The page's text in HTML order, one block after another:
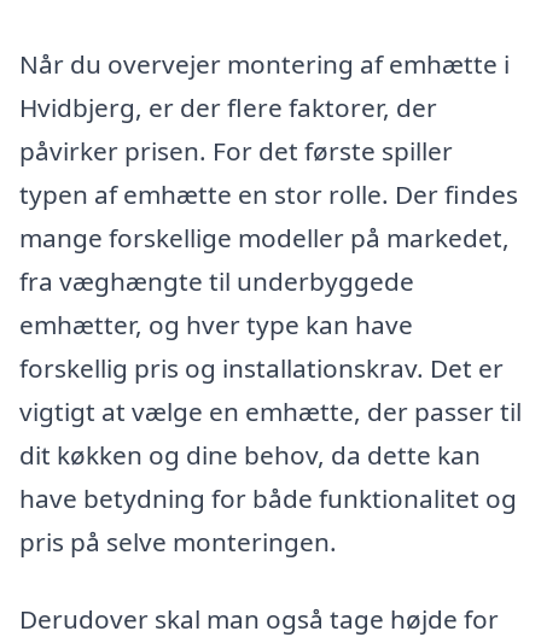
Når du overvejer montering af emhætte i
Hvidbjerg, er der flere faktorer, der
påvirker prisen. For det første spiller
typen af emhætte en stor rolle. Der findes
mange forskellige modeller på markedet,
fra væghængte til underbyggede
emhætter, og hver type kan have
forskellig pris og installationskrav. Det er
vigtigt at vælge en emhætte, der passer til
dit køkken og dine behov, da dette kan
have betydning for både funktionalitet og
pris på selve monteringen.
Derudover skal man også tage højde for